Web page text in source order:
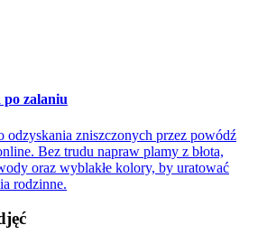
po zalaniu
odzyskania zniszczonych przez powódź
Bez trudu napraw plamy z błota,
oraz wyblakłe kolory, by uratować
rodzinne.